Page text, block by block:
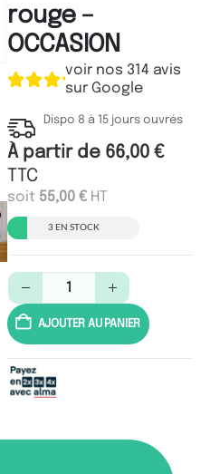
rouge –
OCCASION
voir nos 314 avis
sur Google
Dispo 8 à 15 jours ouvrés
À partir de 66,00 €
TTC
soit 55,00 € HT
3 EN STOCK
AJOUTER AU PANIER